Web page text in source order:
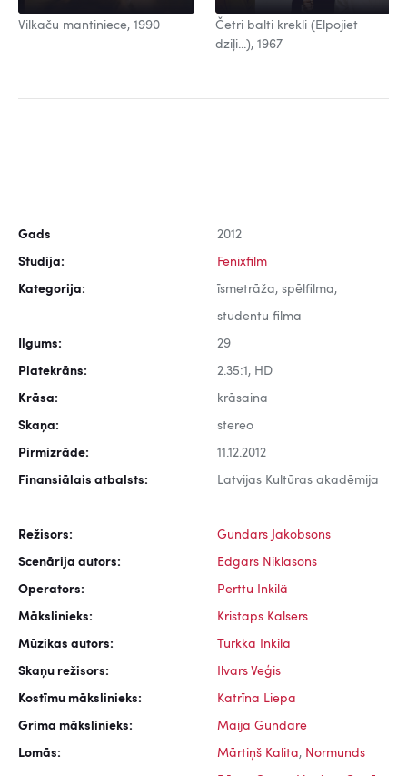
Vilkaču mantiniece, 1990
Četri balti krekli (Elpojiet
dziļi...), 1967
Gads 2012
Studija: Fenixfilm
Kategorija: īsmetrāža, spēlfilma,
studentu filma
Ilgums: 29
Platekrāns: 2.35:1, HD
Krāsa: krāsaina
Skaņa: stereo
Pirmizrāde: 11.12.2012
Finansiālais atbalsts: Latvijas Kultūras akadēmija
Režisors: Gundars Jakobsons
Scenārija autors: Edgars Niklasons
Operators: Perttu Inkilä
Mākslinieks: Kristaps Kalsers
Mūzikas autors: Turkka Inkilä
Skaņu režisors: Ilvars Veģis
Kostīmu mākslinieks: Katrīna Liepa
Grima mākslinieks: Maija Gundare
Lomās: Mārtiņš Kalita, Normunds